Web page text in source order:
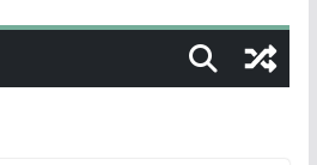
ลาดสด 100 ปี สู่พิพิธภัณฑ์
วิต หนุนเศรษฐกิจสร้างสรรค์